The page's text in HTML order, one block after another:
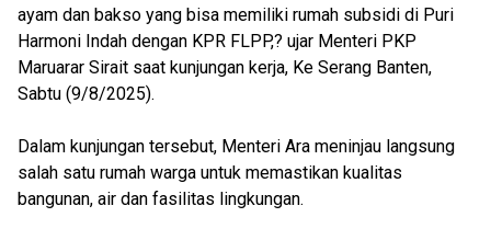
ayam dan bakso yang bisa memiliki rumah subsidi di Puri
Harmoni Indah dengan KPR FLPP,? ujar Menteri PKP
Maruarar Sirait saat kunjungan kerja, Ke Serang Banten,
Sabtu (9/8/2025).
Dalam kunjungan tersebut, Menteri Ara meninjau langsung
salah satu rumah warga untuk memastikan kualitas
bangunan, air dan fasilitas lingkungan.